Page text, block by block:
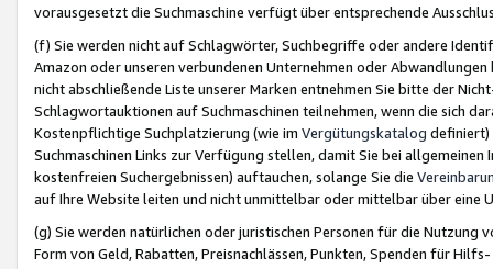
vorausgesetzt die Suchmaschine verfügt über entsprechende
(f) Sie werden nicht auf Schlagwörter, Suchbegriffe oder andere
Amazon oder unseren verbundenen Unternehmen oder
nicht abschließende Liste unserer Marken entnehmen Sie bitte der
Schlagwortauktionen auf Suchmaschinen teilnehmen, wenn die sich
Kostenpflichtige Suchplatzierung (wie im Vergütungskatalog definiert)
Suchmaschinen Links zur Verfügung stellen, damit Sie bei
kostenfreien Suchergebnissen) auftauchen, solange Sie die
auf Ihre Website leiten und nicht unmittelbar oder mittelbar über eine
(g) Sie werden natürlichen oder juristischen Personen für die Nutzung
Form von Geld, Rabatten, Preisnachlässen, Punkten, Spenden für